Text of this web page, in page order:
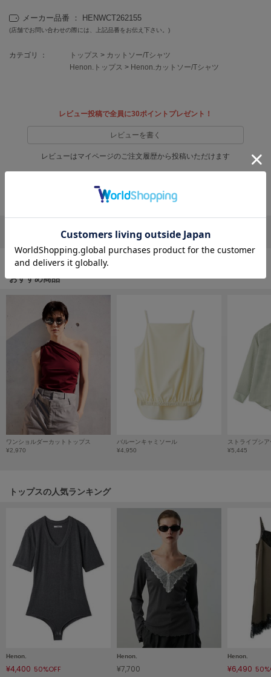
FURFUR
ファーファー
GELATO PIQUE CAT&DOG
ジェラート ピケ キャットアンドドッグ
gelato pique Sleep
ジェラート ピケ スリープ
へノン
ハンター
HOKA ONEONE
ホカ オネオネ
LAATO
ラート
le
le coq sportif
ルコックスポルティフ
LeSportsac
レスポートサック
LILY BROWN
リリーブラウン
LILY BROWN Lingerie
リリーブラウンランジェリー
LITTLE UNION TOKYO
リトルユニオン トウキョウ
メーカー品番 ： HENWCT262155
(店舗でお問い合わせの際には、上記品番をお伝え下さい。)
カテゴリ ： トップス > カットソー/Tシャツ
Henon.トップス > Henon.カットソー/Tシャツ
レビュー投稿で全員に30ポイントプレゼント！
レビューを書く
レビューはマイページのご注文履歴から投稿いただけます
返品・キャンセルについて
リポストする LINEで送る
おすすめ商品
ワンショルダーカットトップス
¥2,970
バルーンキャミソール
¥4,950
ストライプシ
¥5,445
トップスの人気ランキング
Henon.
¥4,400 50%OFF
Henon.
¥7,700
Henon.
¥6,490